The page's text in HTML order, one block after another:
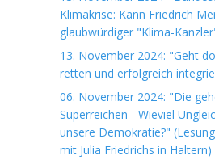
Klimakrise: Kann Friedrich
glaubwürdiger "Klima-
13. November 2024: "Geht
retten und erfolgreich
06. November 2024: "Die
Superreichen - Wieviel
unsere Demokratie?"
mit Julia Friedrichs in Haltern)